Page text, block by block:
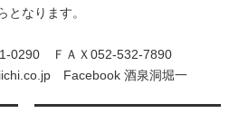
となります。
0290 ＦＡＸ052-532-7890
Facebook 酒泉洞堀一